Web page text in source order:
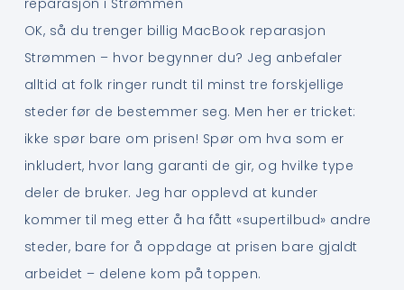
OK, så du trenger billig MacBook reparasjon
Strømmen – hvor begynner du? Jeg anbefaler
alltid at folk ringer rundt til minst tre forskjellige
steder før de bestemmer seg. Men her er tricket:
ikke spør bare om prisen! Spør om hva som er
inkludert, hvor lang garanti de gir, og hvilke type
deler de bruker. Jeg har opplevd at kunder
kommer til meg etter å ha fått «supertilbud» andre
steder, bare for å oppdage at prisen bare gjaldt
arbeidet – delene kom på toppen.